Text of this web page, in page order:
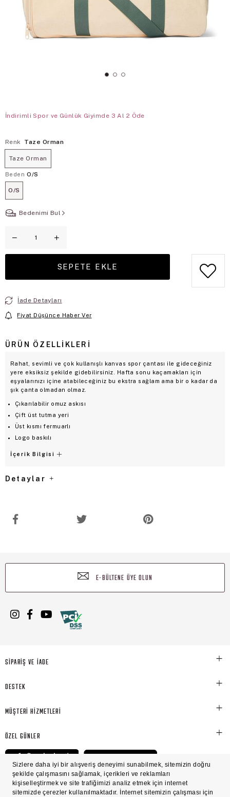
İndirimli Spor ve Günlük Giyimde 3 Al 2 Öde
Renk Taze Orman
Taze Orman
Beden O/S
O/S
Bedenimi Bul
İade Detayları
Fiyat Düşünce Haber Ver
ÜRÜN ÖZELLIKLERI
Rahat, sevimli ve çok kullanışlı kanvas spor çantası ile gideceğiniz
yere eksiksiz şekilde gidebilirsiniz. Hafta sonu kaçamakları için
eşyalarınızı içine atabileceğiniz bu ekstra sağlam ama bir o kadar da
şık çanta olmadan olmaz.
Çıkarılabilir omuz askısı
Çift üst tutma yeri
Üst kısmı fermuarlı
Logo baskılı
İçerik Bilgisi
Detaylar
E-BÜLTENE ÜYE OLUN
SİPARİŞ VE İADE
DESTEK
MÜŞTERİ HİZMETLERİ
ÖZEL GÜNLER
© Victoria's Secret Shaya Mağazacılık A.Ş. Franchise lisansı aracılığıyla işletilen ticari